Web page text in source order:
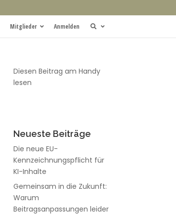
Mitglieder Anmelden
Diesen Beitrag am Handy
lesen
Neueste Beiträge
Die neue EU-
Kennzeichnungspflicht für
KI-Inhalte
Gemeinsam in die Zukunft:
Warum
Beitragsanpassungen leider